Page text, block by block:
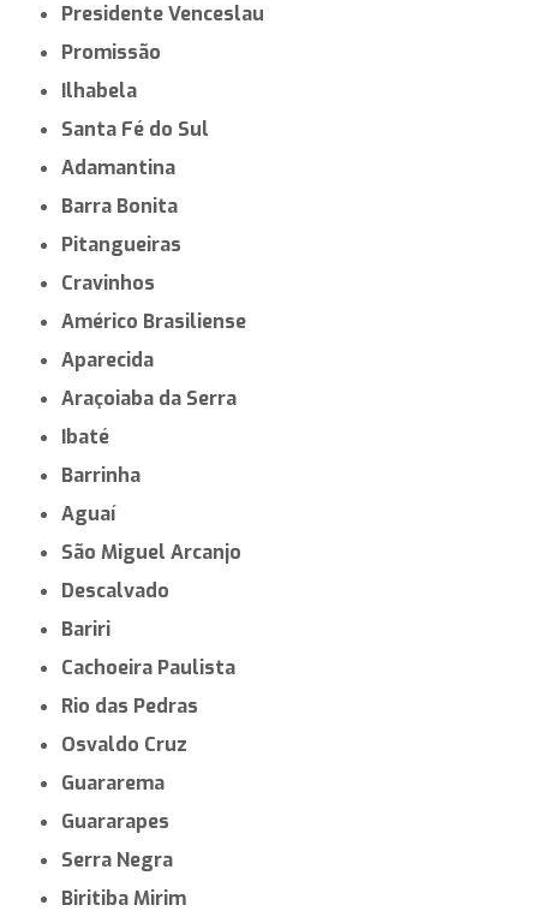
Presidente Venceslau
Promissão
Ilhabela
Santa Fé do Sul
Adamantina
Barra Bonita
Pitangueiras
Cravinhos
Américo Brasiliense
Aparecida
Araçoiaba da Serra
Ibaté
Barrinha
Aguaí
São Miguel Arcanjo
Descalvado
Bariri
Cachoeira Paulista
Rio das Pedras
Osvaldo Cruz
Guararema
Guararapes
Serra Negra
Biritiba Mirim